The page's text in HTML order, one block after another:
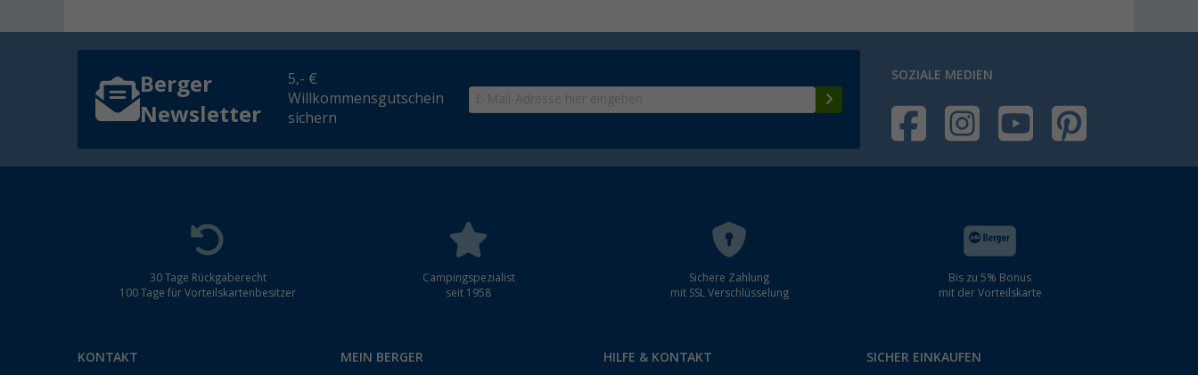
Berger
Newsletter
5,- €
Willkommensgutschein
sichern
SOZIALE MEDIEN
30 Tage Rückgaberecht
100 Tage für Vorteilskartenbesitzer
Campingspezialist
seit 1958
Sichere Zahlung
mit SSL Verschlüsselung
Bis zu 5% Bonus
mit der Vorteilskarte
KONTAKT MEIN BERGER HILFE & KONTAKT SICHER EINKAUFEN